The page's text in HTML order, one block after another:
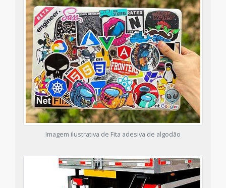
Imagem ilustrativa de Fita adesiva de algodão